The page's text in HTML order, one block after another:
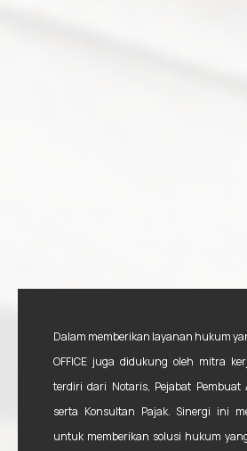
Dalam memberikan layanan hukum
OFFICE juga didukung oleh mitra
terdiri dari Notaris, Pejabat Pembuat
serta Konsultan Pajak. Sinergi ini
untuk memberikan solusi hukum